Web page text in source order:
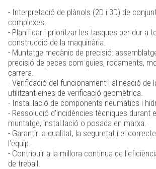
- Interpretació de plànols (2D i 3D) de
complexes.
- Planificar i prioritzar les tasques per dur a
construcció de la maquinària.
- Muntatge mecànic de precisió:
precisió de peces com guies, rodaments,
carrera.
- Verificació del funcionament i alineació de
utilitzant eines de verificació geomètrica.
- Instal.lació de components neumàtics i
- Ressolució d'incidències tècniques durant
muntatge, instal.lació o posada en marxa.
- Garantir la qualitat, la seguretat i el
l'equip.
- Contribuir a la millora continua de
de treball.